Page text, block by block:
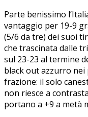
Parte benissimo
vantaggio per 19-9
(5/6 da tre) dei suoi
che trascinata dalle
sul 23-23 al termine
black out azzurro nei
frazione: il solo
non riesce a
portano a +9 a metà